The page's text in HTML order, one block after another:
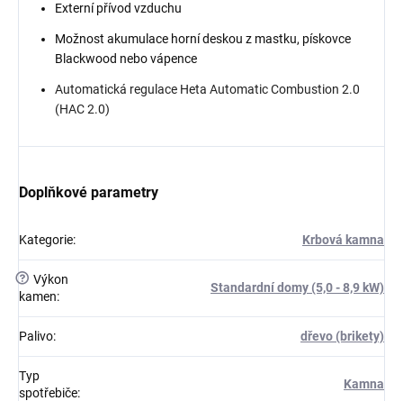
Externí přívod vzduchu
Možnost akumulace horní deskou z mastku, pískovce
Blackwood nebo vápence
Automatická regulace Heta Automatic Combustion 2.0
(HAC 2.0)
Doplňkové parametry
Kategorie: Krbová kamna
? Výkon
kamen:
Standardní domy (5,0 - 8,9 kW)
Palivo: dřevo (brikety)
Typ
spotřebiče:
Kamna